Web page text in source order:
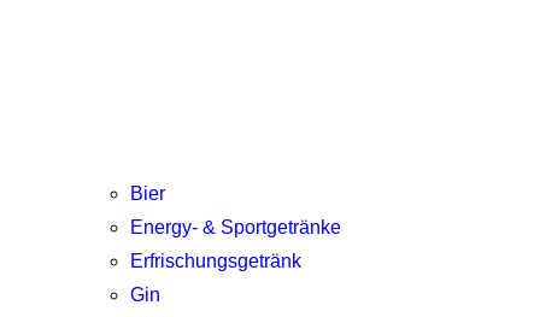
Bier
Energy- & Sportgetränke
Erfrischungsgetränk
Gin